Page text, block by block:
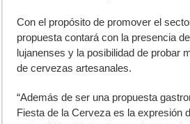
Con el propósito de promover el
propuesta contará con la presencia
lujanenses y la posibilidad de probar
de cervezas artesanales.
“Además de ser una propuesta
Fiesta de la Cerveza es la expresión